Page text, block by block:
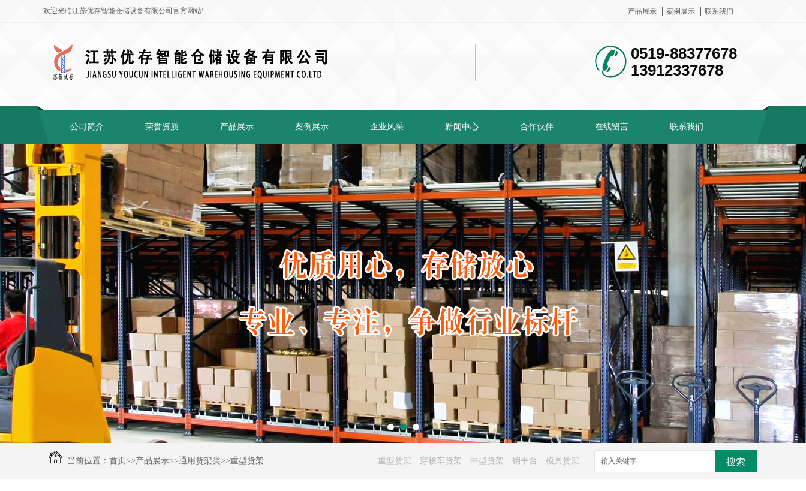
欢迎光临江苏优存智能仓储设备有限公司官方网站! 产品展示 案例展示 联系我们
0519-88377678
13912337678
公司简介 荣誉资质 产品展示 案例展示 企业风采 新闻中心 合作伙伴 在线留言 联系我们
当前位置： 首页 >>产品展示>>通用货架类>>重型货架 搜索
重型货架 穿梭车货架 中型货架 钢平台 模具货架